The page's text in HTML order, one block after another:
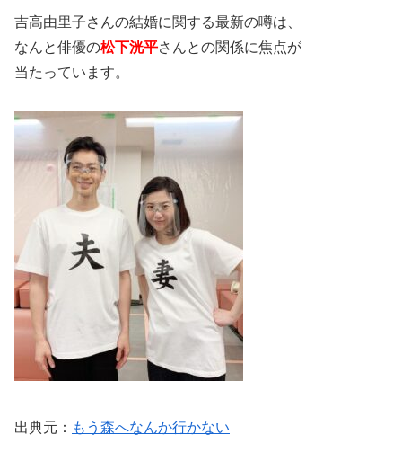
吉高由里子さんの結婚に関する最新の噂は、
なんと俳優の松下洸平さんとの関係に焦点が
当たっています。
出典元： もう森へなんか行かない